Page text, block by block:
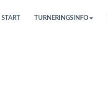
START TURNERINGSINFO